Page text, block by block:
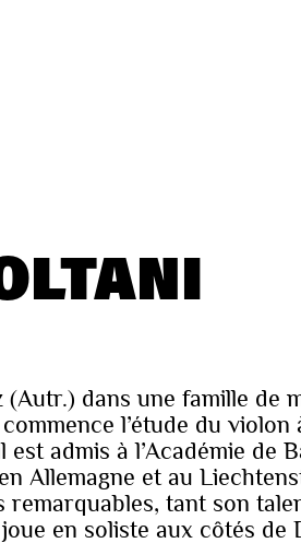
(Autr.) dans une famille de
l’étude du violon
est admis à l’Académie de
Allemagne et au
tant son
en soliste aux côtés de